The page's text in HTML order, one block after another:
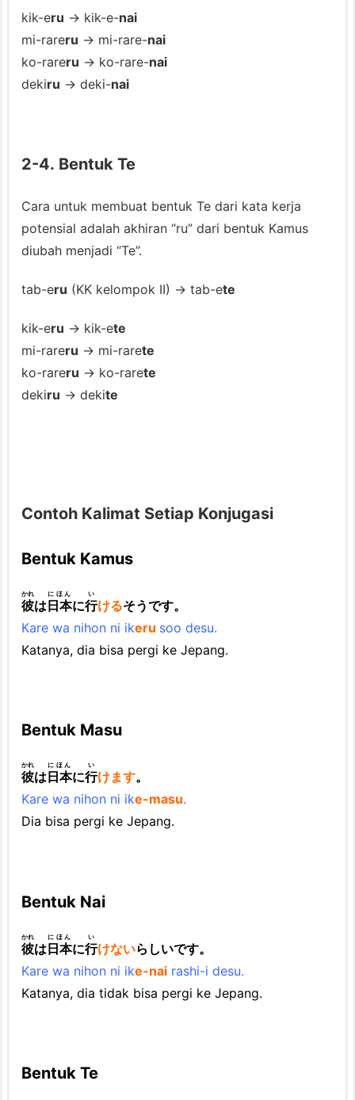
P
o
t
e
kik-eru → kik-e-nai
mi-rareru → mi-rare-nai
ko-rareru → ko-rare-nai
dekiru → deki-nai
2-4. Bentuk Te
Cara untuk membuat bentuk Te dari kata kerja
potensial adalah akhiran “ru” dari bentuk Kamus
diubah menjadi “Te”.
tab-eru (KK kelompok II) → tab-ete
kik-eru → kik-ete
mi-rareru → mi-rarete
ko-rareru → ko-rarete
dekiru → dekite
Contoh Kalimat Setiap Konjugasi
Bentuk Kamus
彼
かれ
は日本
にほん
に行
い
けるそうです。
Kare wa nihon ni ikeru soo desu.
Katanya, dia bisa pergi ke Jepang.
Bentuk Masu
彼
かれ
は日本
にほん
に行
い
けます。
Kare wa nihon ni ike-masu.
Dia bisa pergi ke Jepang.
Bentuk Nai
彼
かれ
は日本
にほん
に行
い
けないらしいです。
Kare wa nihon ni ike-nai rashi-i desu.
Katanya, dia tidak bisa pergi ke Jepang.
Bentuk Te